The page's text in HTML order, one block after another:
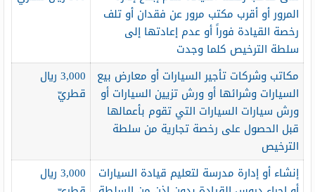
المرور أو أقرب مكتب مرور عن فقدان أو تلف
رخصة القيادة فوراً أو عدم إعادتها إلى
سلطة الترخيص كلما وجدت
مكاتب وشركات تأجير السيارات أو معارض بيع
السيارات وشرائها أو ورش تزيين السيارات أو
ورش سيارات السيارات التي تقوم بأعمالها
قبل الحصول على رخصة تجارية من سلطة
الترخيص
3,000 ريال
قطريّ
إنشاء أو إدارة مدرسة لتعليم قيادة السيارات
3,000 ريال